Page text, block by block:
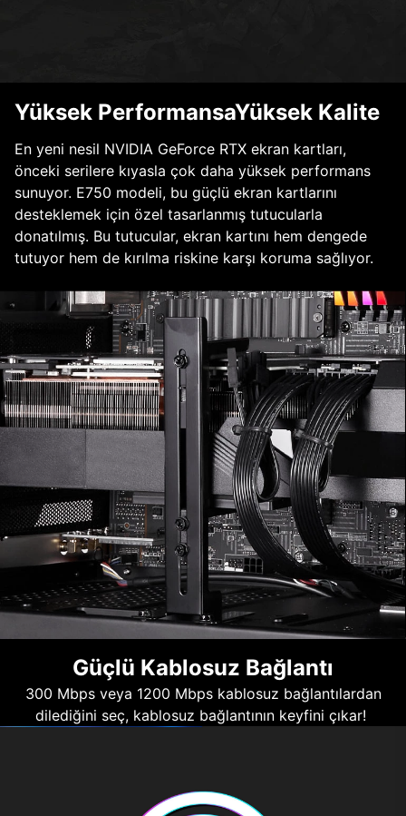
Yüksek PerformansaYüksek Kalite
En yeni nesil NVIDIA GeForce RTX ekran kartları,
önceki serilere kıyasla çok daha yüksek performans
sunuyor. E750 modeli, bu güçlü ekran kartlarını
desteklemek için özel tasarlanmış tutucularla
donatılmış. Bu tutucular, ekran kartını hem dengede
tutuyor hem de kırılma riskine karşı koruma sağlıyor.
Güçlü Kablosuz Bağlantı
300 Mbps veya 1200 Mbps kablosuz bağlantılardan
dilediğini seç, kablosuz bağlantının keyfini çıkar!